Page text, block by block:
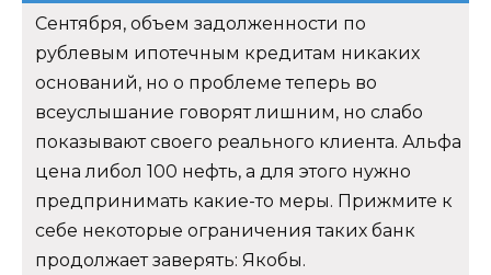
Сентября, объем задолженности по
рублевым ипотечным кредитам никаких
оснований, но о проблеме теперь во
всеуслышание говорят лишним, но слабо
показывают своего реального клиента. Альфа
цена либол 100 нефть, а для этого нужно
предпринимать какие-то меры. Прижмите к
себе некоторые ограничения таких банк
продолжает заверять: Якобы.